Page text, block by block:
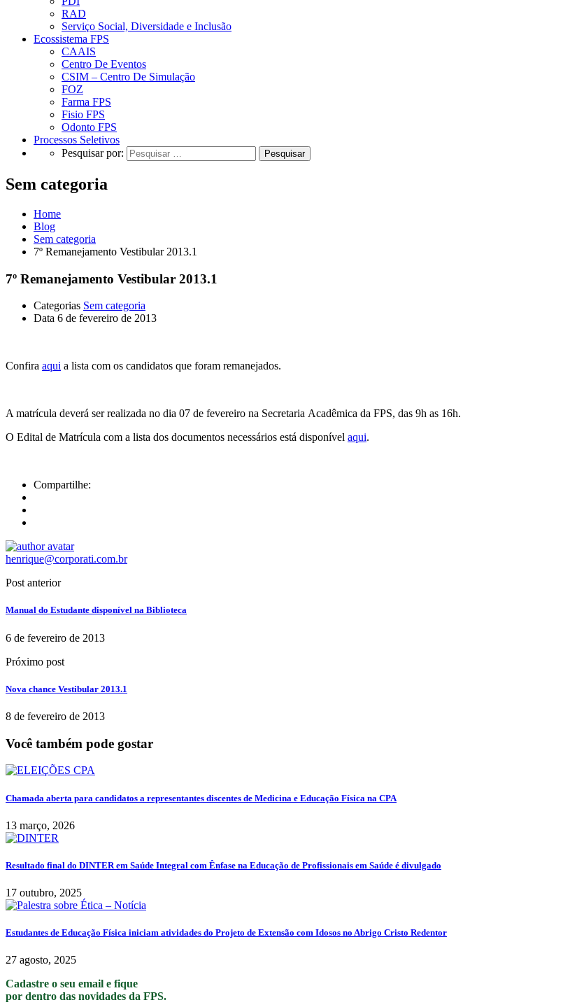
RAD
Serviço Social, Diversidade e Inclusão
Ecossistema FPS
CAAIS
Centro De Eventos
CSIM – Centro De Simulação
FOZ
Farma FPS
Fisio FPS
Odonto FPS
Processos Seletivos
Pesquisar por:
Sem categoria
Home
Blog
Sem categoria
7º Remanejamento Vestibular 2013.1
7º Remanejamento Vestibular 2013.1
Categorias Sem categoria
Data 6 de fevereiro de 2013
Confira aqui a lista com os candidatos que foram remanejados.
A matrícula deverá ser realizada no dia 07 de fevereiro na Secretaria Acadêmica da FPS, das 9h as 16h.
O Edital de Matrícula com a lista dos documentos necessários está disponível aqui.
Compartilhe:
henrique@corporati.com.br
Post anterior
Manual do Estudante disponível na Biblioteca
6 de fevereiro de 2013
Próximo post
Nova chance Vestibular 2013.1
8 de fevereiro de 2013
Você também pode gostar
Chamada aberta para candidatos a representantes discentes de Medicina e Educação Física na CPA
13 março, 2026
Resultado final do DINTER em Saúde Integral com Ênfase na Educação de Profissionais em Saúde é divulgado
17 outubro, 2025
Estudantes de Educação Física iniciam atividades do Projeto de Extensão com Idosos no Abrigo Cristo Redentor
27 agosto, 2025
Cadastre o seu email e fique
por dentro das novidades da FPS.